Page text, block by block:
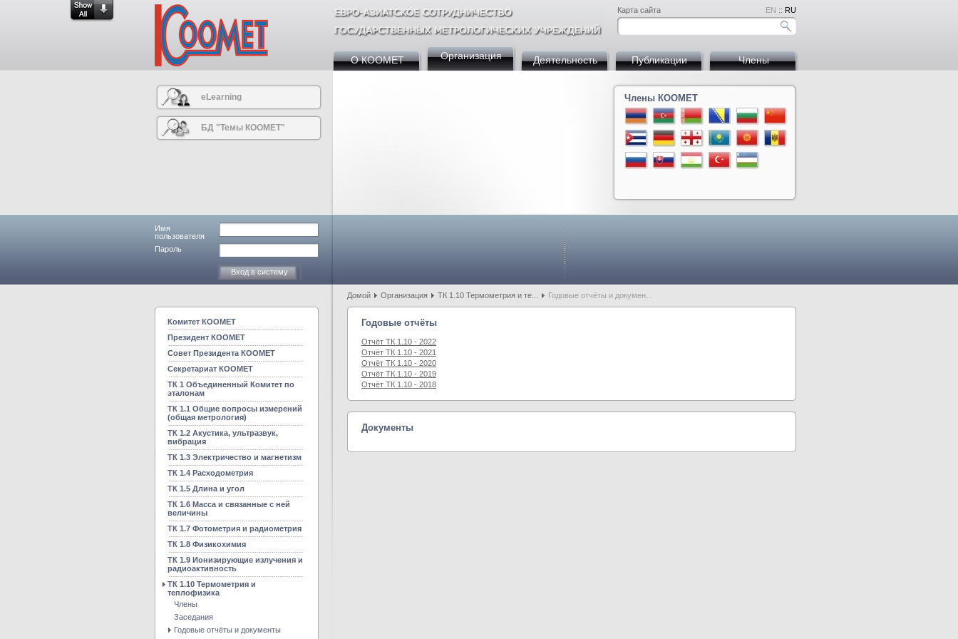
Карта сайта EN :: RU
О КООМЕТ Организация Деятельность Публикации Члены
eLearning
БД "Темы КООМЕТ"
Члены КООМЕТ
Босния и Герцеговина
БолгарияКитай
КыргызстанМолдова
Узбекистан
Имя
пользователя
Пароль
Домой Организация ТК 1.10 Термометрия и те... Годовые отчёты и докумен...
Комитет КООМЕТ
Президент КООМЕТ
Совет Президента КООМЕТ
Секретариат КООМЕТ
ТК 1 Объединенный Комитет по
эталонам
ТК 1.1 Общие вопросы измерений
(общая метрология)
ТК 1.2 Акустика, ультразвук,
вибрация
ТК 1.3 Электричество и магнетизм
ТК 1.4 Расходометрия
ТК 1.5 Длина и угол
ТК 1.6 Масса и связанные с ней
величины
ТК 1.7 Фотометрия и радиометрия
ТК 1.8 Физикохимия
ТК 1.9 Ионизирующие излучения и
радиоактивность
ТК 1.10 Термометрия и
теплофизика
Члены
Заседания
Годовые отчёты и документы
Годовые отчёты
Отчёт ТК 1.10 - 2022
Отчёт ТК 1.10 - 2021
Отчёт ТК 1.10 - 2020
Отчёт ТК 1.10 - 2019
Отчёт ТК 1.10 - 2018
Документы